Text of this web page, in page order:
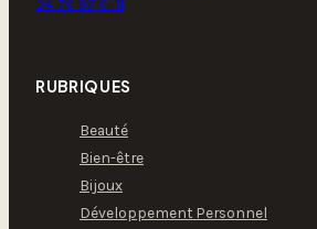
04 70 97 01 11
RUBRIQUES
Beauté
Bien-être
Bijoux
Développement Personnel